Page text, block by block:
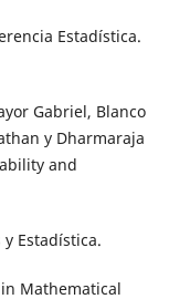
Estadística.
Gabriel, Blanco
y Dharmaraja
and
Estadística.
in Mathematical